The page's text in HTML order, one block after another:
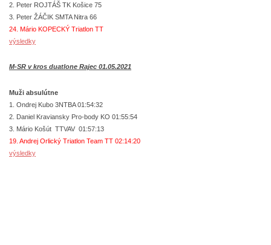
2. Peter ROJTÁŠ TK Košice 75
3. Peter ŽÁČIK SMTA Nitra 66
24. Mário KOPECKÝ Triatlon TT
výsledky
M-SR v kros duatlone Rajec 01.05.2021
Muži absulútne
1. Ondrej Kubo 3NTBA 01:54:32
2. Daniel Kraviansky Pro-body KO 01:55:54
3. Mário Košút TTVAV 01:57:13
19. Andrej Orlický Triatlon Team TT 02:14:20
výsledky